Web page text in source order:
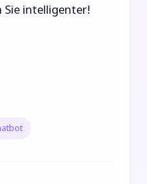
intelligenter!